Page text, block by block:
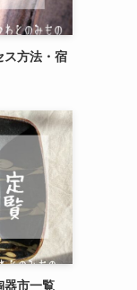
ス方法・宿
器市一覧